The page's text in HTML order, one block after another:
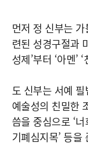
먼저 정 신부는
련된 성경구절과
성제’부터 ‘아멘’
도 신부는 서예
예술성의 친밀한
씀을 중심으로 ‘
기폐심지목’ 등을